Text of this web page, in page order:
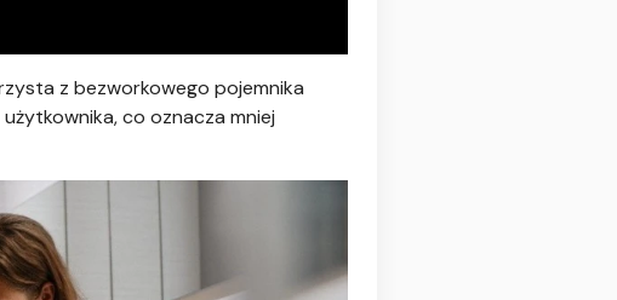
z bezworkowego pojemnika
co oznacza mniej